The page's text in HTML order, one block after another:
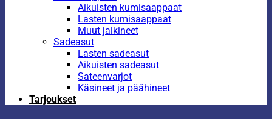
Aikuisten kumisaappaat
Lasten kumisaappaat
Muut jalkineet
Sadeasut
Lasten sadeasut
Aikuisten sadeasut
Sateenvarjot
Käsineet ja päähineet
Tarjoukset